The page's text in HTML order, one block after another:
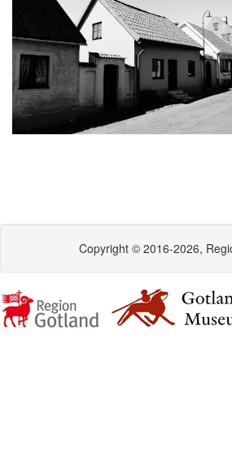
Copyright © 2016-2026,